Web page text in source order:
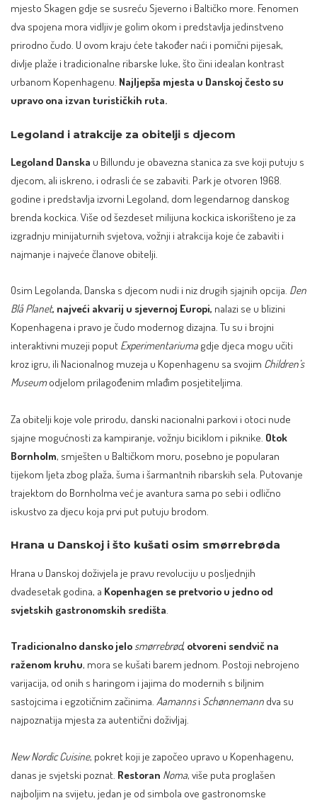
mjesto Skagen gdje se susreću Sjeverno i Baltičko more. Fenomen
dva spojena mora vidljiv je golim okom i predstavlja jedinstveno
prirodno čudo. U ovom kraju ćete također naći i pomični pijesak,
divlje plaže i tradicionalne ribarske luke, što čini idealan kontrast
urbanom Kopenhagenu. Najljepša mjesta u Danskoj često su
upravo ona izvan turističkih ruta.
Legoland i atrakcije za obitelji s djecom
Legoland Danska u Billundu je obavezna stanica za sve koji putuju s
djecom, ali iskreno, i odrasli će se zabaviti. Park je otvoren 1968.
godine i predstavlja izvorni Legoland, dom legendarnog danskog
brenda kockica. Više od šezdeset milijuna kockica iskorišteno je za
izgradnju minijaturnih svjetova, vožnji i atrakcija koje će zabaviti i
najmanje i najveće članove obitelji.
Osim Legolanda, Danska s djecom nudi i niz drugih sjajnih opcija. Den
Blå Planet, najveći akvarij u sjevernoj Europi, nalazi se u blizini
Kopenhagena i pravo je čudo modernog dizajna. Tu su i brojni
interaktivni muzeji poput Experimentariuma gdje djeca mogu učiti
kroz igru, ili Nacionalnog muzeja u Kopenhagenu sa svojim Children’s
Museumodjelom prilagođenim mlađim posjetiteljima.
Za obitelji koje vole prirodu, danski nacionalni parkovi i otoci nude
sjajne mogućnosti za kampiranje, vožnju biciklom i piknike. Otok
Bornholm, smješten u Baltičkom moru, posebno je popularan
tijekom ljeta zbog plaža, šuma i šarmantnih ribarskih sela. Putovanje
trajektom do Bornholma već je avantura sama po sebi i odlično
iskustvo za djecu koja prvi put putuju brodom.
Hrana u Danskoj i što kušati osim smørrebrøda
Hrana u Danskoj doživjela je pravu revoluciju u posljednjih
dvadesetak godina, a Kopenhagen se pretvorio u jedno od
svjetskih gastronomskih središta
Tradicionalno dansko jelo smørrebrød, otvoreni sendvič na
raženom kruhu, mora se kušati barem jednom. Postoji nebrojeno
varijacija, od onih s haringom i jajima do modernih s biljnim
sastojcima i egzotičnim začinima. Aamannsi Schønnemann dva su
najpoznatija mjesta za autentični doživljaj.
New Nordic Cuisine, pokret koji je započeo upravo u Kopenhagenu,
danas je svjetski poznat. Restoran Noma, više puta proglašen
najboljim na svijetu, jedan je od simbola ove gastronomske